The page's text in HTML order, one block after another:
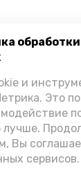
и
Это
лучше.
Вы
сервисов.